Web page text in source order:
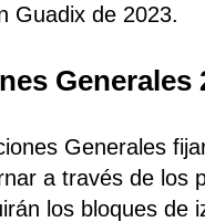
Guadix de 2023.
Generales
Generales
a través de los
los bloques de